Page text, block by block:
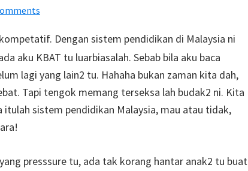
Dengan sistem pendidikan di Malaysia ni
aku KBAT tu luarbiasalah. Sebab bila aku baca
lagi yang lain2 tu. Hahaha bukan zaman kita dah,
Tapi tengok memang terseksa lah budak2 ni. Kita
itulah sistem pendidikan Malaysia, mau atau tidak,
presssure tu, ada tak korang hantar anak2 tu buat